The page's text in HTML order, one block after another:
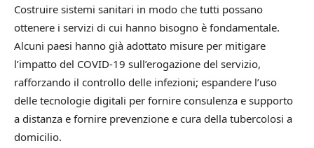
Costruire sistemi sanitari in modo che tutti possano
ottenere i servizi di cui hanno bisogno è fondamentale.
Alcuni paesi hanno già adottato misure per mitigare
l’impatto del COVID-19 sull’erogazione del servizio,
rafforzando il controllo delle infezioni; espandere l’uso
delle tecnologie digitali per fornire consulenza e supporto
a distanza e fornire prevenzione e cura della tubercolosi a
domicilio.